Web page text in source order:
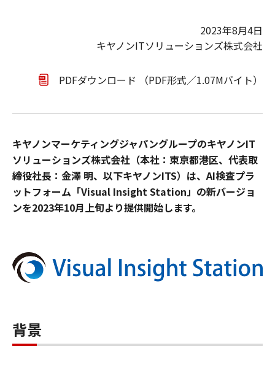
2023年8月4日
キヤノンITソリューションズ株式会社
PDFダウンロード （PDF形式／1.07Mバイト）
キヤノンマーケティングジャパングループのキヤノンIT
ソリューションズ株式会社（本社：東京都港区、代表取
締役社長：金澤 明、以下キヤノンITS）は、AI検査プラ
ットフォーム「Visual Insight Station」の新バージョ
ンを2023年10月上旬より提供開始します。
背景